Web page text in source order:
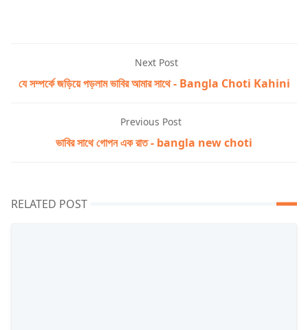
Next Post
যে সম্পর্কে জড়িয়ে পড়লাম ভাবির আমার সাথে - Bangla Choti Kahini
Previous Post
ভাবির সাথে গোপন এক রাত - bangla new choti
RELATED POST